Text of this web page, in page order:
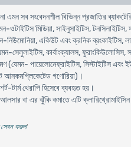
এমন সব সংবেদনশীল বিভিন্ন প্রজাতির
ওটাইটিস মিডিয়া, সাইনুসাইটিস, টনসিলাইটিস,
নিউমোনিয়া, একিউট এবং ক্রনিক ব্রংকাইটিস,
সেলুলাইটিস, কার্বাংক্যালস, ফুরাংকিউলোসিস,
(যেমন- পায়েলোনেফ্রাইটিস, সিস্টাইটিস এবং
আনকমপ্লিকেটেড গণোরিয়া)।
টার্ম থেরাপি হিসেবে ব্যবহৃত হয়।
বা এর ঝুঁকি কমাতে এটি ক্লারিথ্রোমাইসিন
সেবন করুন'